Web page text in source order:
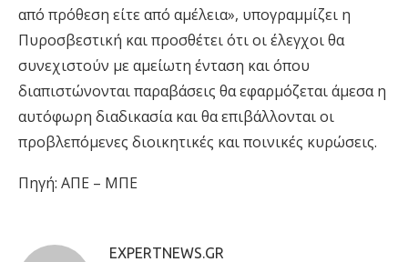
από πρόθεση είτε από αμέλεια», υπογραμμίζει η
Πυροσβεστική και προσθέτει ότι οι έλεγχοι θα
συνεχιστούν με αμείωτη ένταση και όπου
διαπιστώνονται παραβάσεις θα εφαρμόζεται άμεσα η
αυτόφωρη διαδικασία και θα επιβάλλονται οι
προβλεπόμενες διοικητικές και ποινικές κυρώσεις.
Πηγή: ΑΠΕ – ΜΠΕ
EXPERTNEWS.GR